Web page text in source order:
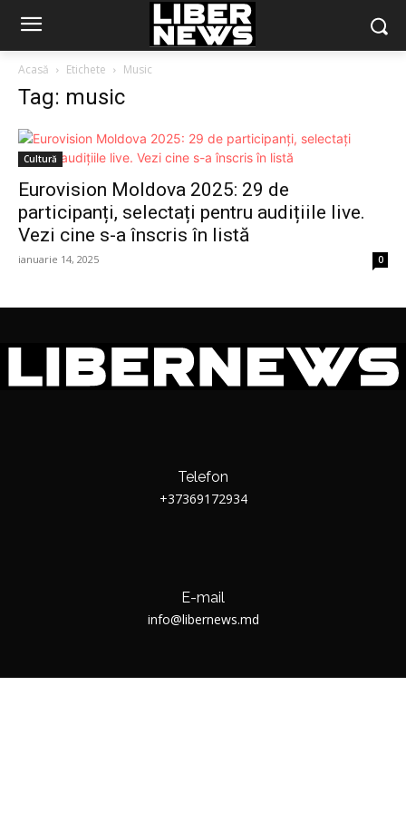
Acasă Etichete Music
Tag: music
Cultură
Eurovision Moldova 2025: 29 de
participanți, selectați pentru audițiile live.
Vezi cine s-a înscris în listă
ianuarie 14, 2025 0
Telefon
+37369172934
E-mail
info@libernews.md